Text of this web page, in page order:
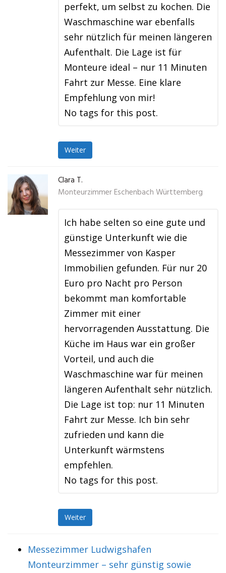
perfekt, um selbst zu kochen. Die
Waschmaschine war ebenfalls
sehr nützlich für meinen längeren
Aufenthalt. Die Lage ist für
Monteure ideal – nur 11 Minuten
Fahrt zur Messe. Eine klare
Empfehlung von mir!
No tags for this post.
Weiter
Clara T.
Monteurzimmer Eschenbach Württemberg
Ich habe selten so eine gute und
günstige Unterkunft wie die
Messezimmer von Kasper
Immobilien gefunden. Für nur 20
Euro pro Nacht pro Person
bekommt man komfortable
Zimmer mit einer
hervorragenden Ausstattung. Die
Küche im Haus war ein großer
Vorteil, und auch die
Waschmaschine war für meinen
längeren Aufenthalt sehr nützlich.
Die Lage ist top: nur 11 Minuten
Fahrt zur Messe. Ich bin sehr
zufrieden und kann die
Unterkunft wärmstens
empfehlen.
No tags for this post.
Weiter
Messezimmer Ludwigshafen
Monteurzimmer – sehr günstig sowie